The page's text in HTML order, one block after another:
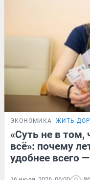
ЭКОНОМИКА ЖИТЬ
«Суть не в том,
всё»: почему
удобнее всего